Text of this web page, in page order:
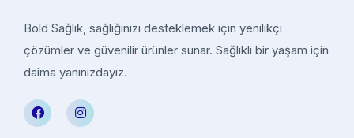
Bold Sağlık, sağlığınızı desteklemek için yenilikçi
çözümler ve güvenilir ürünler sunar. Sağlıklı bir yaşam için
daima yanınızdayız.